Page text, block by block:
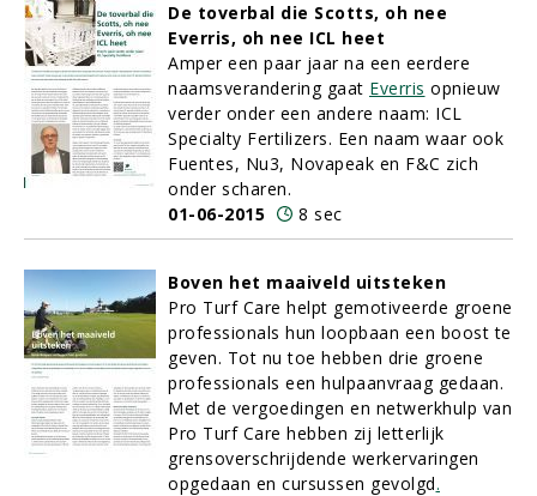
De toverbal die Scotts, oh nee
Everris, oh nee ICL heet
Amper een paar jaar na een eerdere
naamsverandering gaat Everris opnieuw
verder onder een andere naam: ICL
Specialty Fertilizers. Een naam waar ook
Fuentes, Nu3, Novapeak en F&C zich
onder scharen.
01-06-2015
8 sec
Boven het maaiveld uitsteken
Pro Turf Care helpt gemotiveerde groene
professionals hun loopbaan een boost te
geven. Tot nu toe hebben drie groene
professionals een hulpaanvraag gedaan.
Met de vergoedingen en netwerkhulp van
Pro Turf Care hebben zij letterlijk
grensoverschrijdende werkervaringen
opgedaan en cursussen gevolgd.